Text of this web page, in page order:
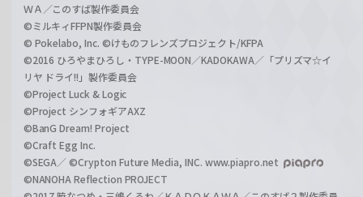
ＷＡ／このすば製作委員会
©ミルキィFFPN製作委員会
© Pokelabo, Inc. ©けものフレンズプロジェクト/KFPA
©2016 ひろやまひろし・TYPE-MOON／KADOKAWA／「プリズマ☆イ
リヤ ドライ!!」製作委員会
©Project Luck & Logic
©Project シンフォギアAXZ
©BanG Dream! Project
©Craft Egg Inc.
©SEGA／ ©Crypton Future Media, INC. www.piapro.net
©NANOHA Reflection PROJECT